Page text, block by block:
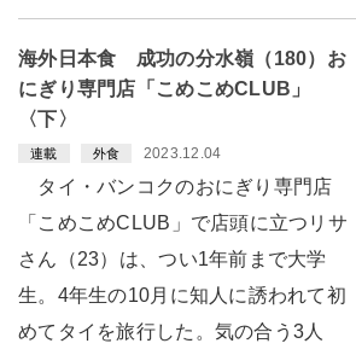
海外日本食 成功の分水嶺（180）お
にぎり専門店「こめこめCLUB」
〈下〉
連載 外食 2023.12.04
タイ・バンコクのおにぎり専門店
「こめこめCLUB」で店頭に立つリサ
さん（23）は、つい1年前まで大学
生。4年生の10月に知人に誘われて初
めてタイを旅行した。気の合う3人